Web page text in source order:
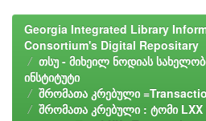
Georgia Integrated Library
Consortium's Digital Repositary
თსუ - მიხეილ ნოდიას
ინსტიტუტი
შრომათა კრებული
შრომათა კრებული : ტომი